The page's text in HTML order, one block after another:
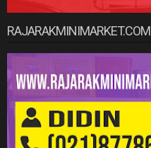
RAJARAKMINIMARKET.COM